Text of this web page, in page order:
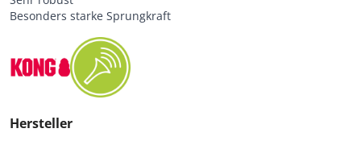
Besonders starke Sprungkraft
Hersteller